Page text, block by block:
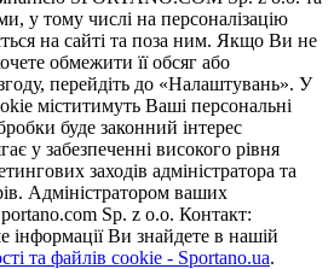
у тому числі на персоналізацію
на сайті та поза ним. Якщо Ви не
обмежити її обсяг або
перейдіть до «Налаштувань». У
міститимуть Ваші персональні
буде законний інтерес
у забезпеченні високого рівня
заходів адміністратора та
Адміністратором ваших
Sp. z o.o. Контакт:
інформації Ви знайдете в нашій
та файлів cookie - Sportano.ua.